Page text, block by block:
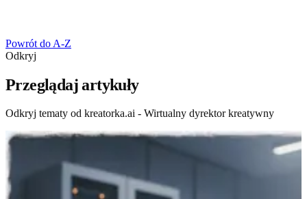
Powrót do A-Z
Odkryj
Przeglądaj artykuły
Odkryj tematy od kreatorka.ai - Wirtualny dyrektor kreatywny